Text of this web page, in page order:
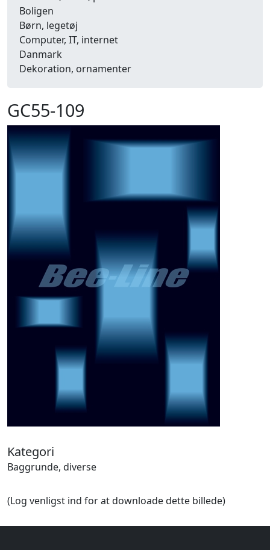
Boligen
Børn, legetøj
Computer, IT, internet
Danmark
Dekoration, ornamenter
Efterår
Energi, miljø, økologi
Erhverv
Fænomener, begreber
Fastelavn, karneval
Folkeslag
Forår
Fritid, hobby
Frugt, grønt
Halloween
Håndværk
Huse, bygninger
Køretøjer
Lov, orden
Lyd, billede
Mad, drikke
Mærkedage
Mennesker
GC55-109
Kategori
Baggrunde, diverse
(Log venligst ind for at downloade dette billede)